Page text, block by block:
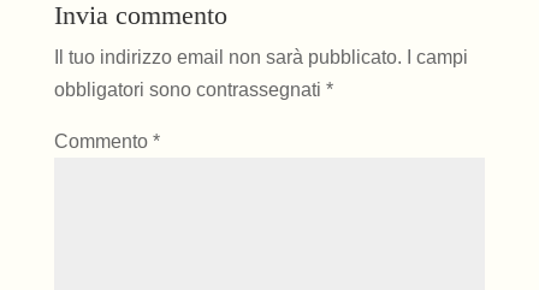
Invia commento
Il tuo indirizzo email non sarà pubblicato.
I campi
obbligatori sono contrassegnati *
Commento *